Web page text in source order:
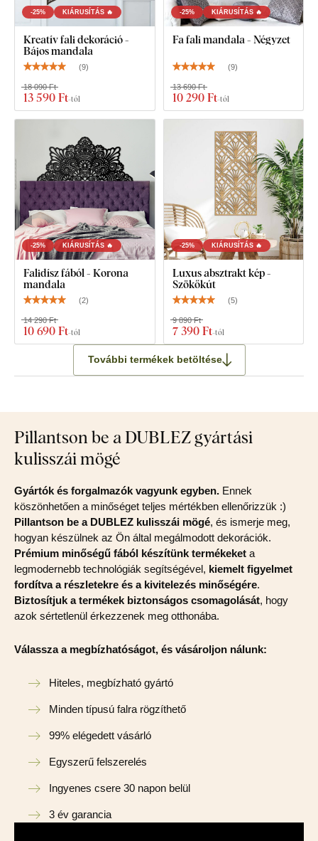
-25% KIÁRUSÍTÁS 🔥
Kreatív fali dekoráció -
Bájos mandala
(9)
13 590 Ft-tól
18 090 Ft
-25% KIÁRUSÍTÁS 🔥
Fa fali mandala - Négyzet
(9)
10 290 Ft-tól
13 690 Ft
-25% KIÁRUSÍTÁS 🔥
Falidísz fából - Korona
mandala
(2)
10 690 Ft-tól
14 290 Ft
-25% KIÁRUSÍTÁS 🔥
Luxus absztrakt kép -
Szökőkút
(5)
7 390 Ft-tól
9 890 Ft
További termékek betöltése
Pillantson be a DUBLEZ gyártási
kulisszái mögé
Gyártók és forgalmazók vagyunk egyben. Ennek
köszönhetően a minőséget teljes mértékben ellenőrizzük :)
Pillantson be a DUBLEZ kulisszái mögé, és ismerje meg,
hogyan készülnek az Ön által megálmodott dekorációk.
Prémium minőségű fából készítünk termékeket a
legmodernebb technológiák segítségével, kiemelt figyelmet
fordítva a részletekre és a kivitelezés minőségére.
Biztosítjuk a termékek biztonságos csomagolását, hogy
azok sértetlenül érkezzenek meg otthonába.
Válassza a megbízhatóságot, és vásároljon nálunk:
Hiteles, megbízható gyártó
Minden típusú falra rögzíthető
99% elégedett vásárló
Egyszerű felszerelés
Ingyenes csere 30 napon belül
3 év garancia